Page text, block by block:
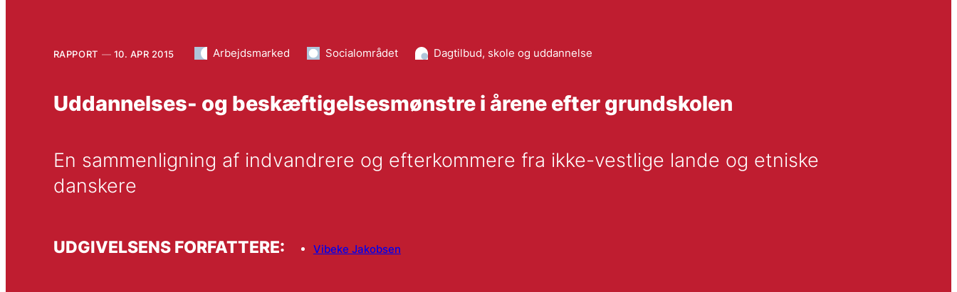
RAPPORT 10. APR 2015 Arbejdsmarked Socialområdet Dagtilbud, skole og uddannelse
Uddannelses- og beskæftigelsesmønstre i årene efter grundskolen
En sammenligning af indvandrere og efterkommere fra ikke-vestlige lande og etniske
danskere
UDGIVELSENS FORFATTERE: Vibeke Jakobsen